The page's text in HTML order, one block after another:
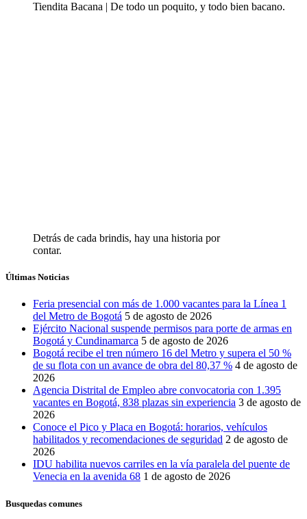
Tiendita Bacana | De todo un poquito, y todo bien bacano.
Detrás de cada brindis, hay una historia por
contar.
Últimas Noticias
Feria presencial con más de 1.000 vacantes para la Línea 1
del Metro de Bogotá 5 de agosto de 2026
Ejército Nacional suspende permisos para porte de armas en
Bogotá y Cundinamarca 5 de agosto de 2026
Bogotá recibe el tren número 16 del Metro y supera el 50 %
de su flota con un avance de obra del 80,37 % 4 de agosto de
2026
Agencia Distrital de Empleo abre convocatoria con 1.395
vacantes en Bogotá, 838 plazas sin experiencia 3 de agosto de
2026
Conoce el Pico y Placa en Bogotá: horarios, vehículos
habilitados y recomendaciones de seguridad 2 de agosto de
2026
IDU habilita nuevos carriles en la vía paralela del puente de
Venecia en la avenida 68 1 de agosto de 2026
Busquedas comunes